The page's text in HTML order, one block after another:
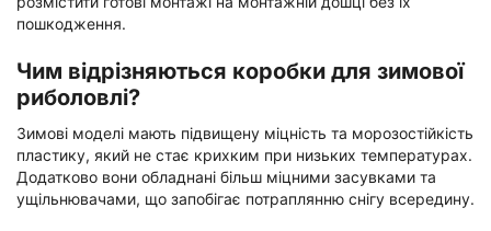
пошкодження.
Чим відрізняються коробки для зимової
риболовлі?
Зимові моделі мають підвищену міцність та морозостійкість
пластику, який не стає крихким при низьких температурах.
Додатково вони обладнані більш міцними засувками та
ущільнювачами, що запобігає потраплянню снігу всередину.